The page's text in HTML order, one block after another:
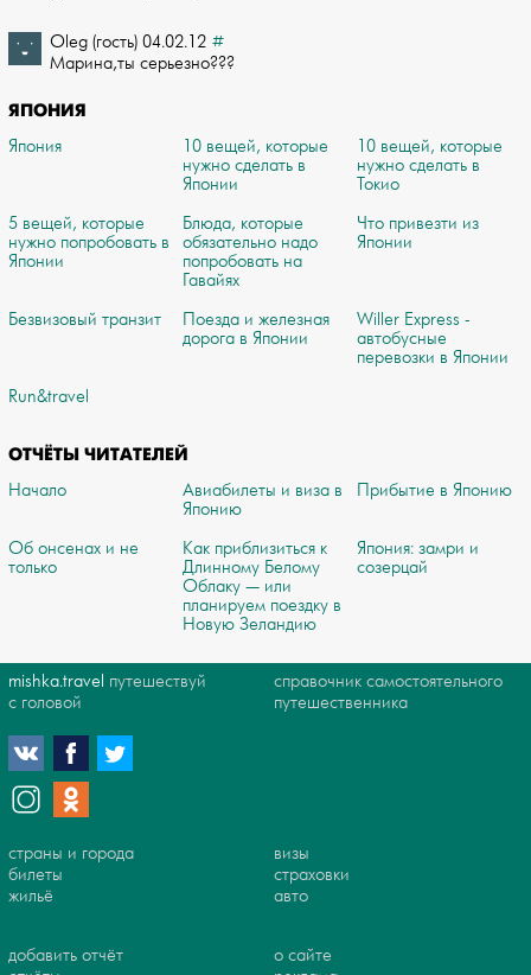
Oleg (гость) 04.02.12 #
Марина,ты серьезно???
ЯПОНИЯ
Япония
10 вещей, которые
нужно сделать в
Японии
10 вещей, которые
нужно сделать в
Токио
5 вещей, которые
нужно попробовать в
Японии
Блюда, которые
обязательно надо
попробовать на
Гавайях
Что привезти из
Японии
Безвизовый транзит
Поезда и железная
дорога в Японии
Willer Express -
автобусные
перевозки в Японии
Run&travel
ОТЧЁТЫ ЧИТАТЕЛЕЙ
Начало
Авиабилеты и виза в
Японию
Прибытие в Японию
Об онсенах и не
только
Как приблизиться к
Длинному Белому
Облаку — или
планируем поездку в
Новую Зеландию
Япония: замри и
созерцай
mishka.travel путешествуй
с головой
справочник самостоятельного
путешественника
страны и города
билеты
жильё
визы
страховки
авто
добавить отчёт
о сайте